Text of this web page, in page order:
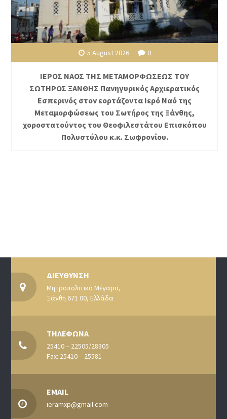
5 August 2026 0
ΙΕΡΟΣ ΝΑΟΣ ΤΗΣ ΜΕΤΑΜΟΡΦΩΣΕΩΣ ΤΟΥ
ΣΩΤΗΡΟΣ ΞΑΝΘΗΣ Πανηγυρικός Αρχιερατικός
Εσπερινός στον εορτάζοντα Ιερό Ναό της
Μεταμορφώσεως του Σωτήρος της Ξάνθης,
χοροστατούντος του Θεοφιλεστάτου Επισκόπου
Πολυστύλου κ.κ. Σωφρονίου.
ΔΙΕΥΘΥΝΣΗ
Μητροπολιτικό Μέγαρο,
Ξάνθη 671 00, Ελλάδα
ΤΗΛΕΦΩΝΑ
25410 – 22505/28305
Fax: 25410 – 25581
EMAIL
ieramxp@gmail.com